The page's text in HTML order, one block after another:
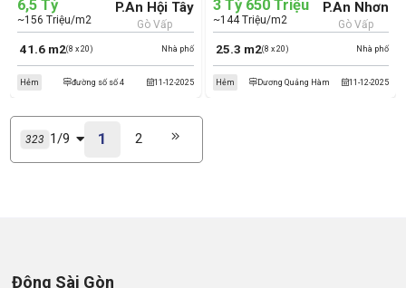
Nhà phố
41.6 m2(8 x 20)
6,5 Tỷ
~156 Triệu/m2
P.An Hội Tây
Gò Vấp
11-12-2025
Hẻm đường số số 4
Nhà phố
25.3 m2(8 x 20)
3 Tỷ 650 Triệu
~144 Triệu/m2
P.An Nhơn
Gò Vấp
11-12-2025
Hẻm Dương Quảng Hàm
323 1/9 1 2
Đông Sài Gòn